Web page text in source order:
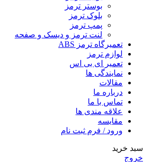
بوستر ترمز
بلوک ترمز
پمپ ترمز
لنت ترمز و دیسک و صفحه
تعمیرگاه ترمز ABS
لوازم ترمز
تعمیر ای بی اس
نمایندگی ها
مقالات
درباره ما
تماس با ما
علاقه مندی ها
مقایسه
ورود / فرم ثبت نام
سبد خرید
خروج